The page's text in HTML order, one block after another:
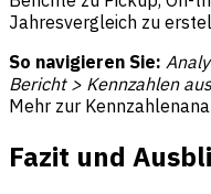
Jahresvergleich zu
So navigieren Sie:
Bericht > Kennzahlen
Mehr zur
Fazit und